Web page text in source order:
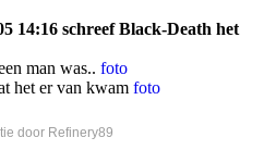
14:16 schreef Black-Death het
man was.. foto
het er van kwam foto
door Refinery89